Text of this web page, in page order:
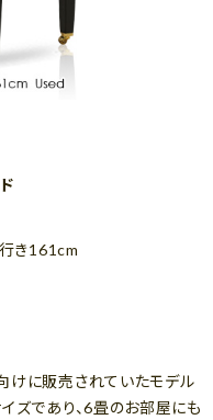
き161cm
けに販売されていたモデル
ズであり、6畳のお部屋にも